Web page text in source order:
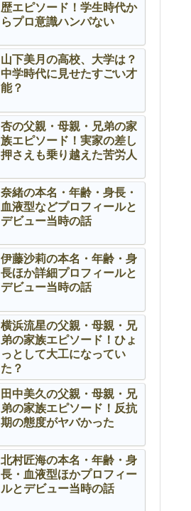
歴エピソード！学生時代か
らプロ意識ハンパない
山下美月の高校、大学は？
中学時代に見せたすごい才
能？
杏の父親・母親・兄弟の家
族エピソード！実家の差し
押さえも乗り越えた苦労人
奈緒の本名・年齢・身長・
血液型などプロフィールと
デビュー当時の話
伊藤沙莉の本名・年齢・身
長ほか詳細プロフィールと
デビュー当時の話
横浜流星の父親・母親・兄
弟の家族エピソード！ひょ
っとして大工になってい
た？
田中美久の父親・母親・兄
弟の家族エピソード！反抗
期の態度がヤバかった
北村匠海の本名・年齢・身
長・血液型ほかプロフィー
ルとデビュー当時の話